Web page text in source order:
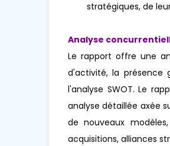
stratégiques, de
Analyse
Le rapport offre une
d'activité, la présence
l'analyse SWOT. Le
analyse détaillée axée
de nouveaux
acquisitions, alliances